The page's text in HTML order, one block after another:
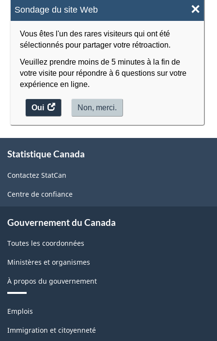
Sondage du site Web ×
Vous êtes l'un des rares visiteurs qui ont été
sélectionnés pour partager votre rétroaction.
Veuillez prendre moins de 5 minutes à la fin de
votre visite pour répondre à 6 questions sur votre
expérience en ligne.
Oui
accéder
au
Non, merci.
propos
ce
site
Statistique Canada
Contactez StatCan
Centre de confiance
Gouvernement du Canada
Toutes les coordonnées
Ministères et organismes
À propos du gouvernement
Thèmes
sujets
Emplois
Immigration et citoyenneté